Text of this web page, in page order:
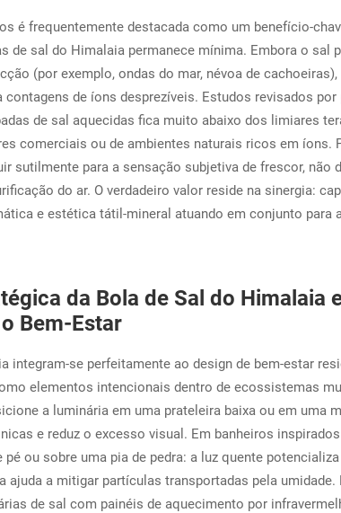
é frequentemente destacada como um benefício-
de sal do Himalaia permanece mínima. Embora o sal
(por exemplo, ondas do mar, névoa de
contagens de íons desprezíveis. Estudos revisados
de sal aquecidas fica muito abaixo dos limiares
comerciais ou de ambientes naturais ricos em íons.
sutilmente para a sensação subjetiva de frescor, não
do ar. O verdadeiro valor reside na sinergia:
e estética tátil-mineral atuando em conjunto para
da Bola de Sal do Himalaia
Bem-Estar
integram-se perfeitamente ao design de bem-estar
elementos intencionais dentro de ecossistemas
a luminária em uma prateleira baixa ou em uma
e reduz o excesso visual. Em banheiros
pé ou sobre uma pia de pedra: a luz quente
ajuda a mitigar partículas transportadas pela
de sal com painéis de aquecimento por